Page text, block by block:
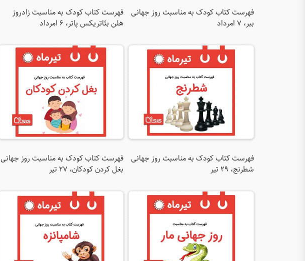
فهرست کتاب کودک به مناسبت روز جهانی
ببر، ۷ امرداد
فهرست کتاب کودک به مناسبت زادروز
هلن بئاتریکس پاتر، ۶ امرداد
فهرست کتاب کودک به مناسبت روز جهانی
شطرنج، ۲۹ تیر
فهرست کتاب کودک به مناسبت روز جهانی
بغل کردن کودکان، ۲۷ تیر